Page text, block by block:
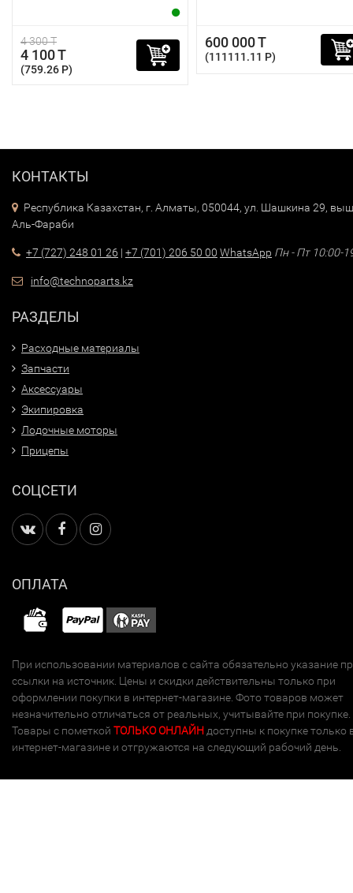
4 300 T
4 100 T
(759.26 P)
600 000 T
(111111.11 P)
КОНТАКТЫ
Республика Казахстан, г. Алматы, 050044, ул. Шашкина 29,
Аль-Фараби
+7 (727) 248 01 26 | +7 (701) 206 50 00 WhatsApp Пн - Пт 10:00-
info@technoparts.kz
РАЗДЕЛЫ
Расходные материалы
Запчасти
Аксессуары
Экипировка
Лодочные моторы
Прицепы
СОЦСЕТИ
ОПЛАТА
При использовании материалов с сайта обязательно указание
ссылки на источник. Цены и скидки действительны только при
оформлении покупки в интернет-магазине. Фото товаров может
незначительно отличаться от реальных, учитывайте при покупке.
Товары с пометкой ТОЛЬКО ОНЛАЙН доступны к покупке только
интернет-магазине и отгружаются на следующий рабочий день.